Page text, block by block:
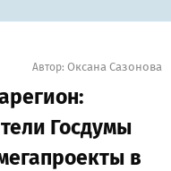
Автор: Оксана Сазонова
Госдумы
в